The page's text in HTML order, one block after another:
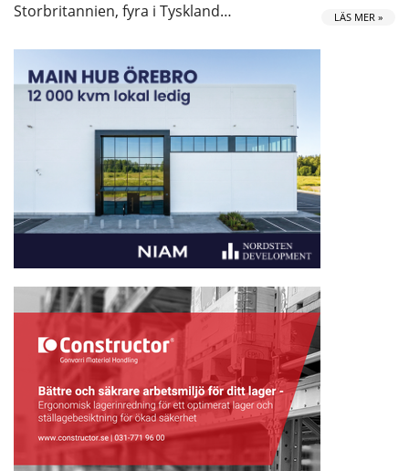
Storbritannien, fyra i Tyskland…
LÄS MER »